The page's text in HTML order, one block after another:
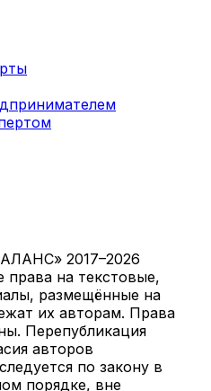
2017–2026
права на текстовые,
размещённые на
их авторам. Права
Перепубликация
авторов
по закону в
порядке, вне